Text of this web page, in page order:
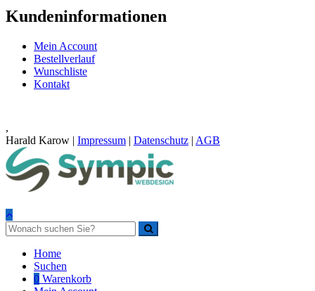
Kundeninformationen
Mein Account
Bestellverlauf
Wunschliste
Kontakt
,
Harald Karow | Impressum | Datenschutz | AGB
Home
Suchen
0 Warenkorb